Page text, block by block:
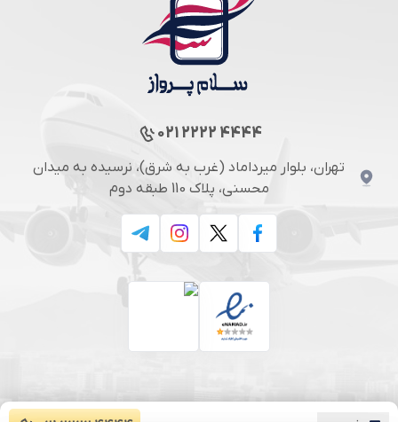
021 2222 4444
تهران، بلوار میرداماد (غرب به شرق)، نرسیده به میدان
محسنی، پلاک 110 طبقه دوم